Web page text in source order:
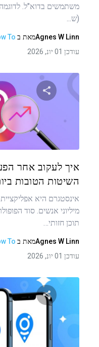
משתמשים בדוא"ל.
(ש...
Agnes W Linnמאת ב To
עודכן 01 יונ, 2026
שתף
השיטות הטובות
אינסטגרם היא
מיליוני אנשים. סוד
תוכן חזותי…
Agnes W Linnמאת ב To
עודכן 01 יונ, 2026
שתף